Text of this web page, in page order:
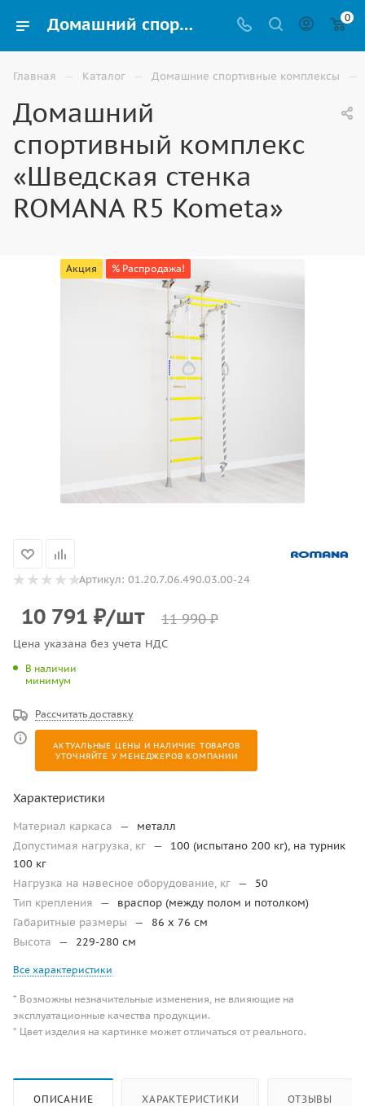
Домашний спортивный комплекс «Шведская стенка ROMANA R5 Kometa» для детей купить в Волгограде 0
Главная — Каталог — Домашние спортивные комплексы —
Домашний
спортивный комплекс
«Шведская стенка
ROMANA R5 Kometa»
Акция % Распродажа!
Артикул: 01.20.7.06.490.03.00-24
10 791 ₽/шт 11 990₽
Цена указана без учета НДС
В наличии
минимум
Рассчитать доставку
АКТУАЛЬНЫЕ ЦЕНЫ И НАЛИЧИЕ ТОВАРОВ
УТОЧНЯЙТЕ У МЕНЕДЖЕРОВ КОМПАНИИ
Характеристики
Материал каркаса —
металл
Допустимая нагрузка, кг —
100 (испытано 200 кг), на турник
100 кг
Нагрузка на навесное оборудование, кг —
50
Тип крепления
—
враспор (между полом и потолком)
Габаритные размеры
—
86 x 76 см
Высота
— 229-280 см
Все характеристики
* Возможны незначительные изменения, не влияющие на
эксплуатационные качества продукции.
* Цвет изделия на картинке может отличаться от реального.
ОПИСАНИЕ ХАРАКТЕРИСТИКИ ОТЗЫВЫ